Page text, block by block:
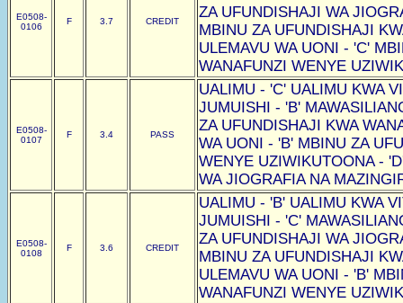
E0508-
0106
F 3.7 CREDIT
ZA UFUNDISHAJI WA
MBINU ZA UFUNDISHAJI
ULEMAVU WA UONI - 'C'
WANAFUNZI WENYE
E0508-
0107
F 3.4 PASS
UALIMU - 'C' UALIMU KWA
JUMUISHI - 'B'
ZA UFUNDISHAJI KWA
WA UONI - 'B' MBINU ZA
WENYE UZIWIKUTOONA -
WA JIOGRAFIA NA
E0508-
0108
F 3.6 CREDIT
UALIMU - 'B' UALIMU KWA
JUMUISHI - 'C'
ZA UFUNDISHAJI WA
MBINU ZA UFUNDISHAJI
ULEMAVU WA UONI - 'B'
WANAFUNZI WENYE